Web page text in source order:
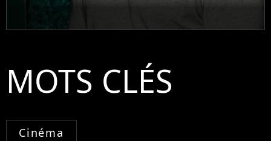
MOTS CLÉS
Cinéma